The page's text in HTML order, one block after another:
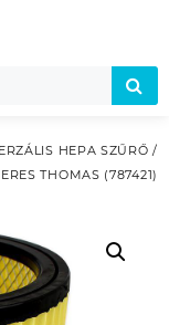
HEPA SZŰRŐ /
THOMAS (787421)